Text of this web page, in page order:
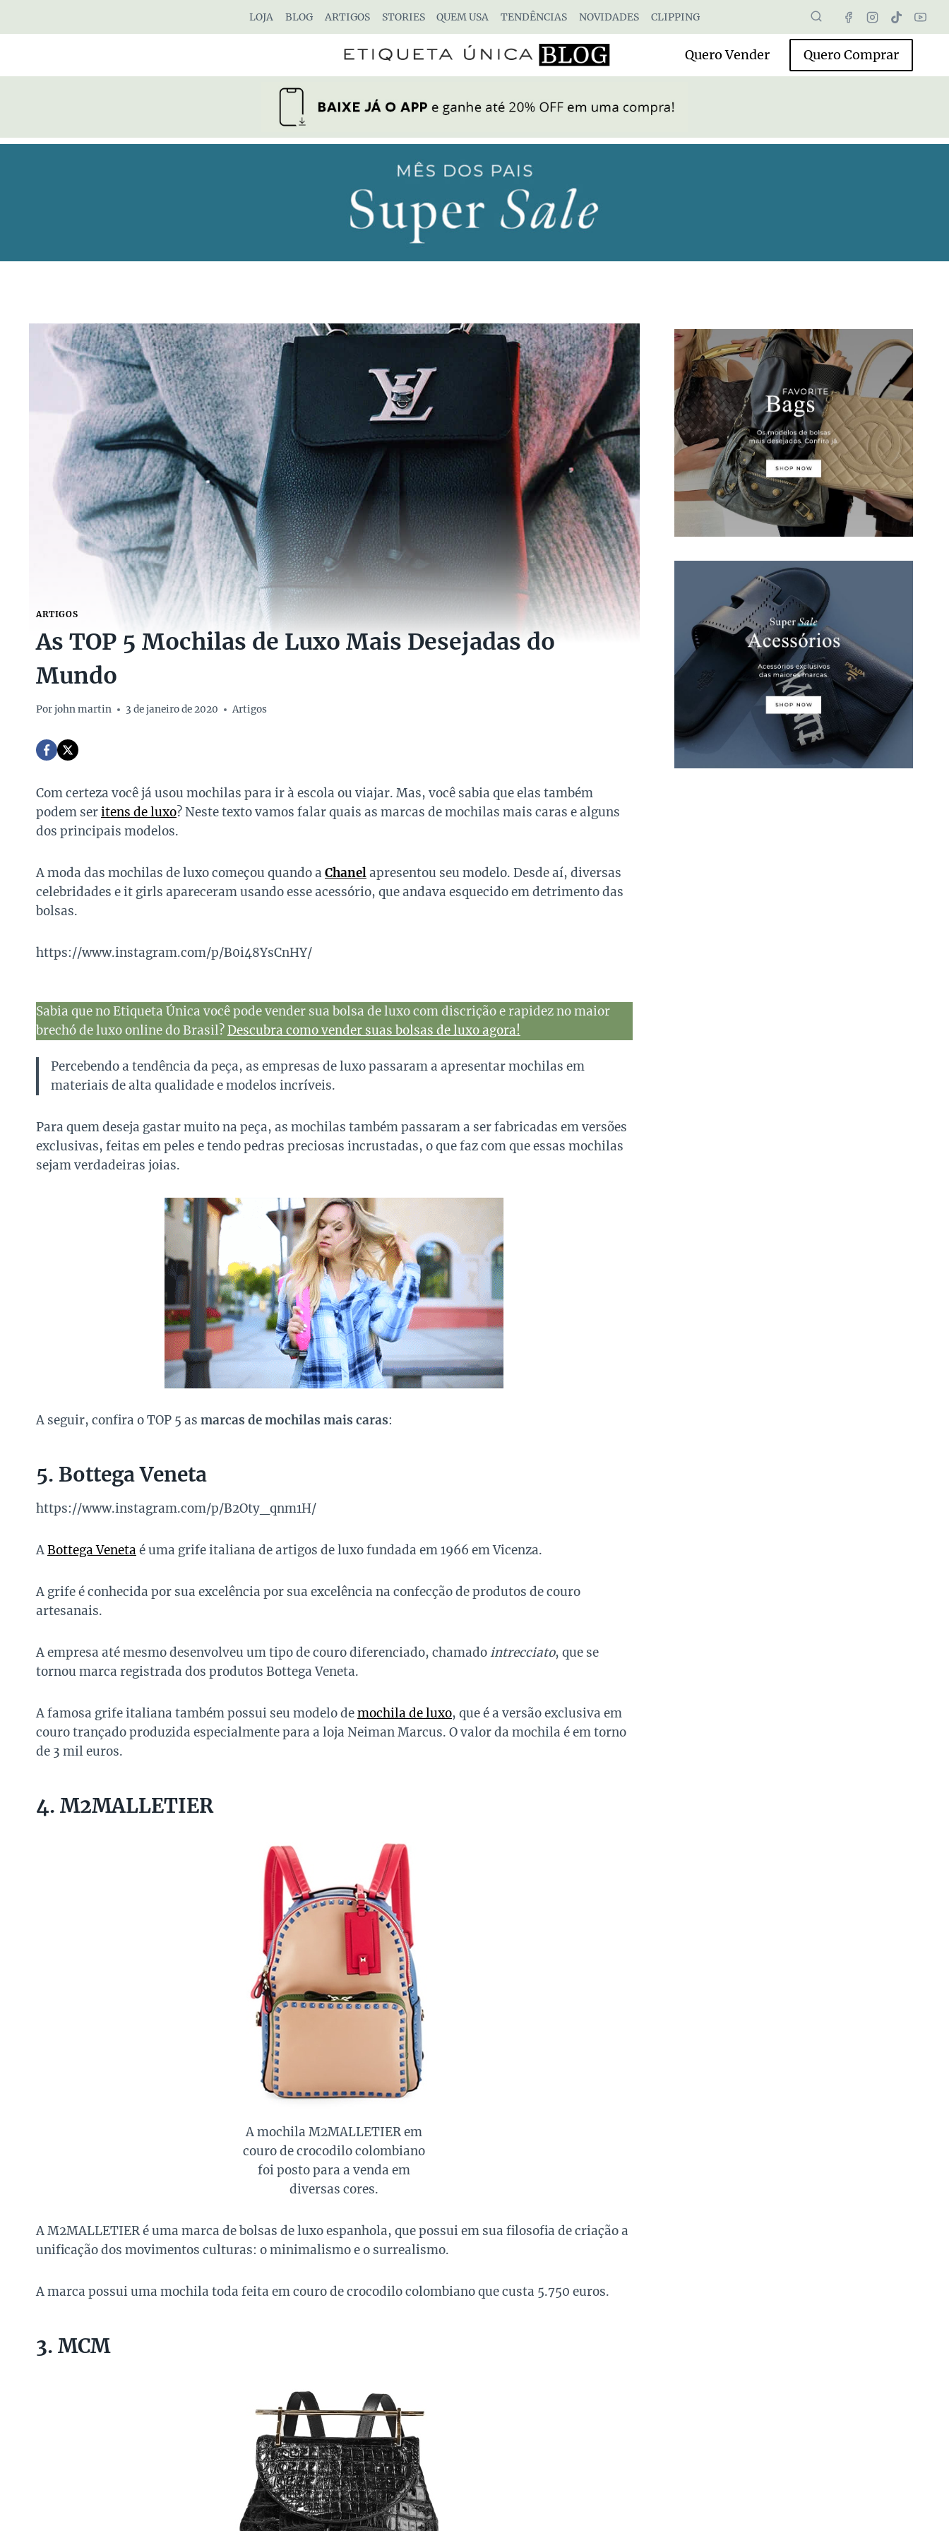
LOJA BLOG ARTIGOS STORIES QUEM USA TENDÊNCIAS NOVIDADES CLIPPING
Quero Vender Quero Comprar
ARTIGOS
As TOP 5 Mochilas de Luxo Mais Desejadas do
Mundo
Porjohn martin 3 de janeiro de 2020 Artigos
Com certeza você já usou mochilas para ir à escola ou viajar. Mas, você sabia que elas também
podem seritens de luxo? Neste texto vamos falar quais as marcas de mochilas mais caras e alguns
dos principais modelos.
A moda das mochilas de luxo começou quando a Chanelapresentou seu modelo. Desde aí, diversas
celebridades e it girls apareceram usando esse acessório, que andava esquecido em detrimento das
bolsas.
https://www.instagram.com/p/B0i48YsCnHY/
Sabia que no Etiqueta Única você pode vender sua bolsa de luxo com discrição e rapidez no maior
brechó de luxo online do Brasil?Descubra como vender suas bolsas de luxo agora!
Percebendo a tendência da peça, as empresas de luxo passaram a apresentar mochilas em
materiais de alta qualidade e modelos incríveis.
Para quem deseja gastar muito na peça, as mochilas também passaram a ser fabricadas em versões
exclusivas, feitas em peles e tendo pedras preciosas incrustadas, o que faz com que essas mochilas
sejam verdadeiras joias.
A seguir, confira o TOP 5 as marcas de mochilas mais caras:
5. Bottega Veneta
https://www.instagram.com/p/B2Oty_qnm1H/
ABottega Veneta é uma grife italiana de artigos de luxo fundada em 1966 em Vicenza.
A grife é conhecida por sua excelência por sua excelência na confecção de produtos de couro
artesanais.
A empresa até mesmo desenvolveu um tipo de couro diferenciado, chamadointrecciato, que se
tornou marca registrada dos produtos Bottega Veneta.
A famosa grife italiana também possui seu modelo demochila de luxo, que é a versão exclusiva em
couro trançado produzida especialmente para a loja Neiman Marcus. O valor da mochila é em torno
de 3 mil euros.
4. M2MALLETIER
A mochila M2MALLETIER em
couro de crocodilo colombiano
foi posto para a venda em
diversas cores.
A M2MALLETIER é uma marca de bolsas de luxo espanhola, que possui em sua filosofia de criação a
unificação dos movimentos culturas: o minimalismo e o surrealismo.
A marca possui uma mochila toda feita em couro de crocodilo colombiano que custa 5.750 euros.
3. MCM